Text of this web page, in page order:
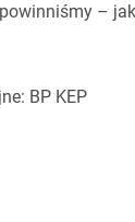
–
BP KEP